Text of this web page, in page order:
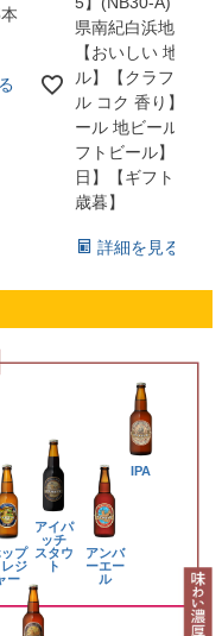
本
県南紀白浜地ビー
【おいしい 地ビー
ル】【クラフトビ
ル コク 香り】【ビ
ール 地ビール クラ
フトビール】【父
日】【ギフト】【
歳暮】
詳細を見る
IPA
アイパ
ッチ
スタウ
ト
アンバ
ーエー
ル
プ
レジ
ー